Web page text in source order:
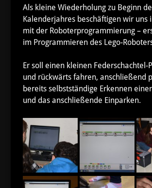
Als kleine Wiederholung zu Beginn
Kalenderjahres beschäftigen wir uns
mit der Roboterprogrammierung –
im Programmieren des Lego-
Er soll einen kleinen Federschachtel-
und rückwärts fahren, anschließend
bereits selbstständige Erkennen
und das anschließende Einparken.